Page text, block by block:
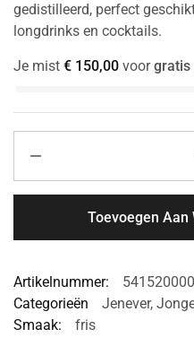
gedistilleerd, perfect
longdrinks en cocktails.
Je mist € 150,00 voorgratis
Toevoegen Aan
Artikelnummer:
Categorieën
Jenever,
Smaak:
fris